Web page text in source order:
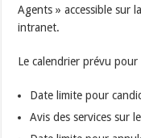
Agents » accessible sur
intranet.
Le calendrier prévu
Date limite pour
Avis des services sur